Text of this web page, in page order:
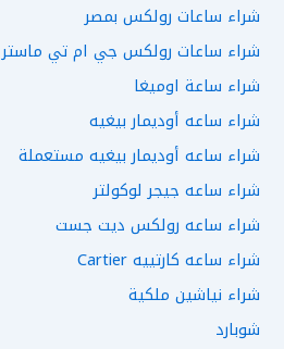
شراء ساعات رولكس بمصر
شراء ساعات رولكس جي ام تي ماستر
شراء ساعة اوميغا
شراء ساعه أوديمار بيغيه
شراء ساعه أوديمار بيغيه مستعملة
شراء ساعه جيجر لوكولتر
شراء ساعه رولكس ديت جست
شراء ساعه كارتييه Cartier
شراء نياشين ملكية
شوبارد